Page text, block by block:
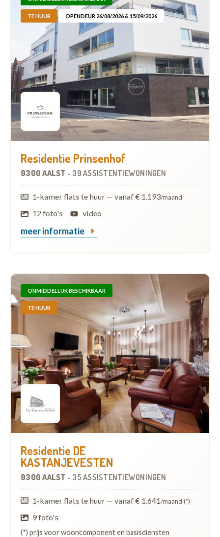
TE HUUR OPENDEUR 26/08/2026 & 15/09/2026
Residentie Prinsenhof
9300 AALST - 39 ASSISTENTIEWONINGEN
1-kamer flats te huur — vanaf € 1.193/maand
12 foto's video
meer informatie
ONMIDDELLIJK BESCHIKBAAR
TE HUUR
Residentie DE
KASTANJEVESTEN
9300 AALST - 35 ASSISTENTIEWONINGEN
1-kamer flats te huur — vanaf € 1.641/maand (*)
9 foto's
(*) prijs voor wooncomponent en basisdiensten